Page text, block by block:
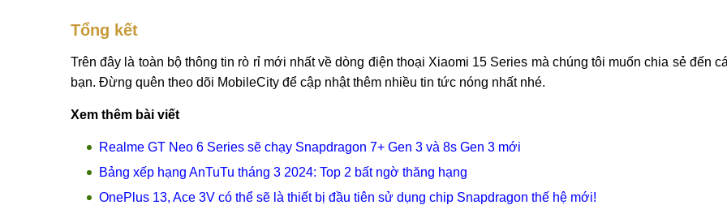
Tổng kết
Trên đây là toàn bộ thông tin rò rỉ mới nhất về dòng điện thoại Xiaomi 15 Series mà chúng tôi muốn chia sẻ đến
bạn. Đừng quên theo dõi MobileCity để cập nhật thêm nhiều tin tức nóng nhất nhé.
Xem thêm bài viết
Realme GT Neo 6 Series sẽ chạy Snapdragon 7+ Gen 3 và 8s Gen 3 mới
Bảng xếp hạng AnTuTu tháng 3 2024: Top 2 bất ngờ thăng hạng
OnePlus 13, Ace 3V có thể sẽ là thiết bị đầu tiên sử dụng chip Snapdragon thế hệ mới!